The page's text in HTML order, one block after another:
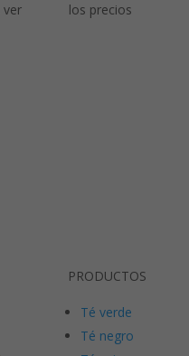
ver
los precios
PRODUCTOS
Té verde
Té negro